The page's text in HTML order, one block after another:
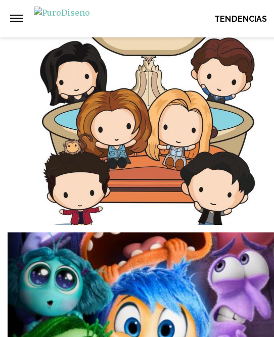
TENDENCIAS
Anterior Siguiente